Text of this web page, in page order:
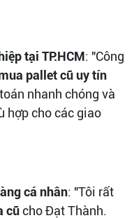
tại TP.HCM: "Công
pallet cũ uy tín
nhanh chóng và
hợp cho các giao
cá nhân: "Tôi rất
cũcho Đạt Thành.